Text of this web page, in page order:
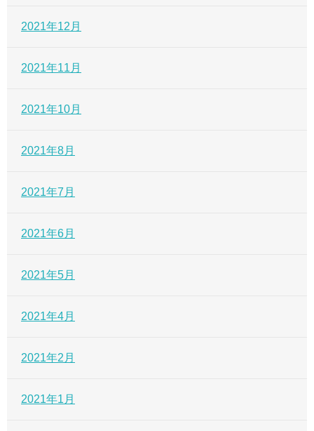
2021年12月
2021年11月
2021年10月
2021年8月
2021年7月
2021年6月
2021年5月
2021年4月
2021年2月
2021年1月